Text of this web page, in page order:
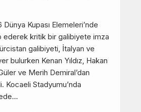
Dünya Kupası Elemeleri’nde
ederek kritik bir galibiyete imza
galibiyeti, İtalyan ve
bulurken Kenan Yıldız, Hakan
ve Merih Demiral’dan
Kocaeli Stadyumu’nda